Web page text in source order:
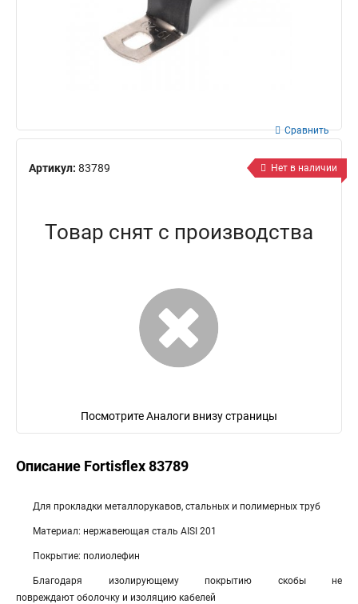
Артикул: 83789
Сравнить
Нет в наличии
Товар снят с производства
Посмотрите Аналоги внизу страницы
Описание Fortisflex 83789
Для прокладки металлорукавов, стальных и полимерных труб
Материал: нержавеющая сталь AISI 201
Покрытие: полиолефин
Благодаря изолирующему покрытию скобы не
повреждают оболочку и изоляцию кабелей